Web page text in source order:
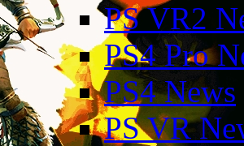
PS VR2
PS4 Pro
PS4 News
PS VR